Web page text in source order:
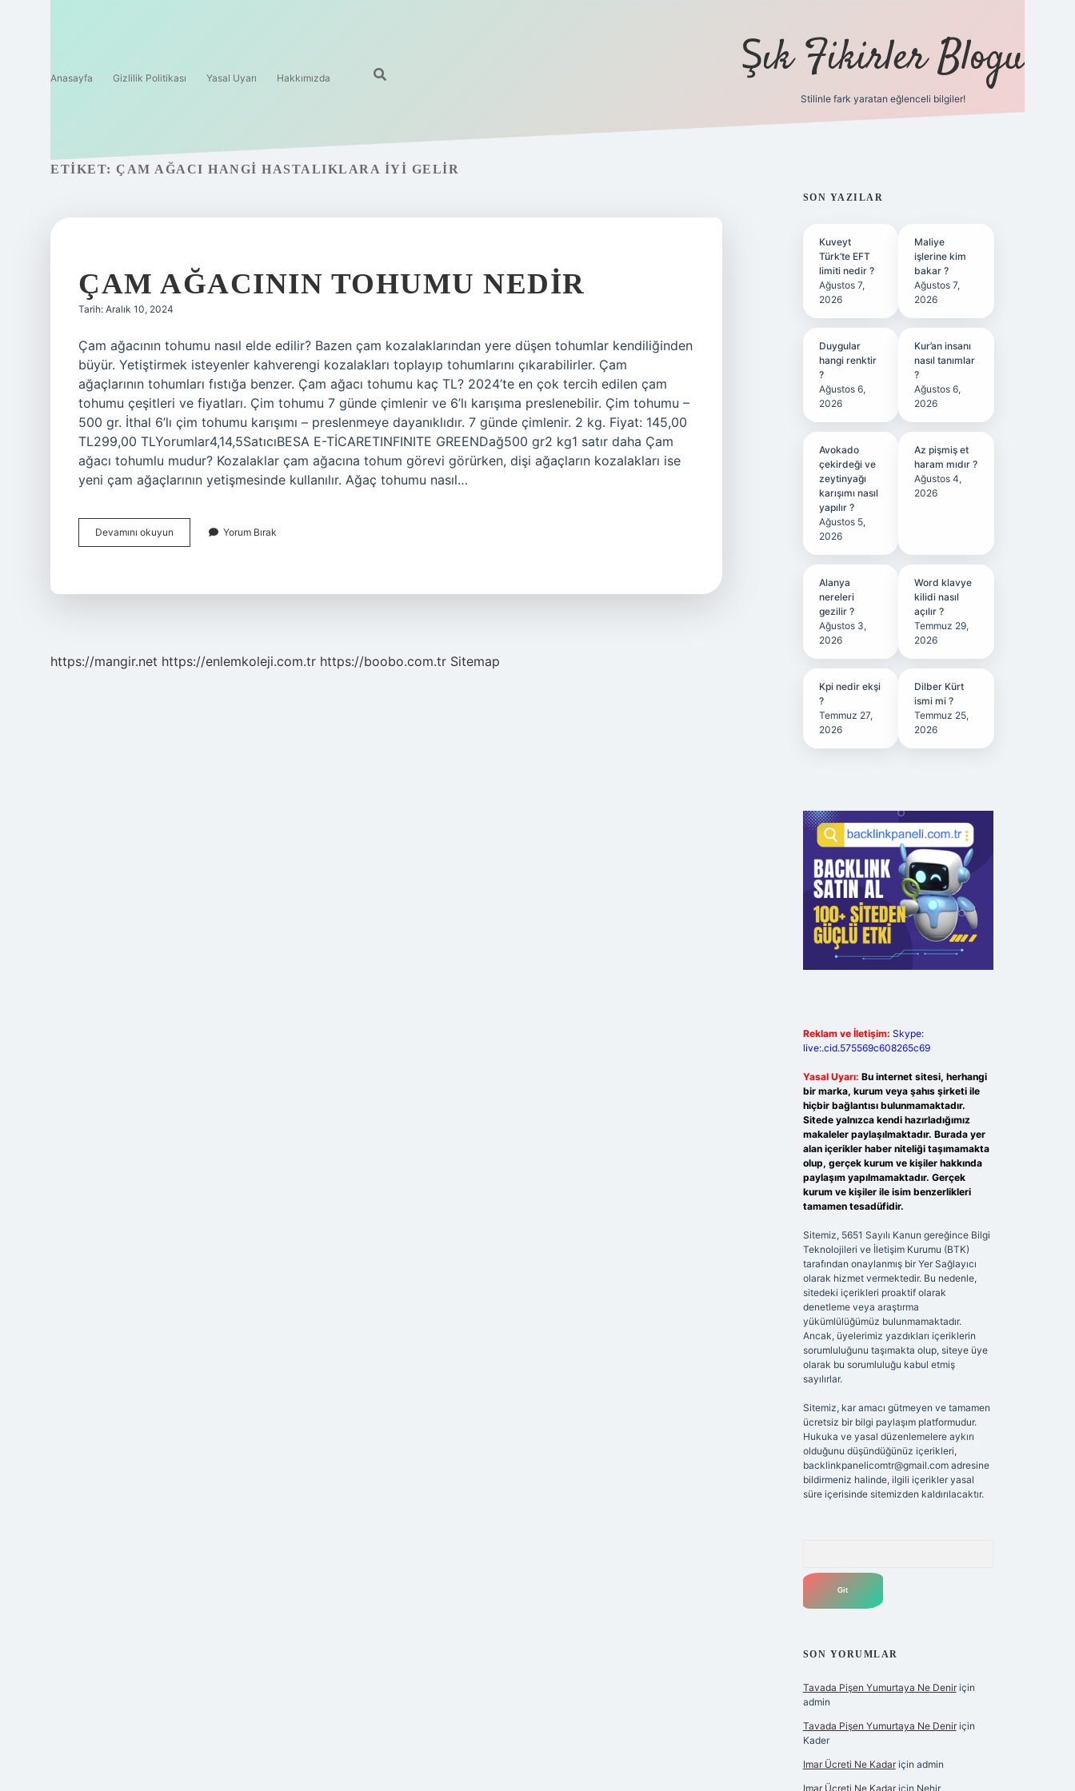
Anasayfa Gizlilik Politikası Yasal Uyarı Hakkımızda Şık Fikirler Blogu
Stilinle fark yaratan eğlenceli bilgiler!
ETIKET: ÇAM AĞACI HANGI HASTALIKLARA IYI GELIR
ÇAM AĞACININ TOHUMU NEDIR
Tarih: Aralık 10, 2024
Çam ağacının tohumu nasıl elde edilir? Bazen çam kozalaklarından yere düşen tohumlar kendiliğinden
büyür. Yetiştirmek isteyenler kahverengi kozalakları toplayıp tohumlarını çıkarabilirler. Çam
ağaçlarının tohumları fıstığa benzer. Çam ağacı tohumu kaç TL? 2024’te en çok tercih edilen çam
tohumu çeşitleri ve fiyatları. Çim tohumu 7 günde çimlenir ve 6’lı karışıma preslenebilir. Çim tohumu –
500 gr. İthal 6’lı çim tohumu karışımı – preslenmeye dayanıklıdır. 7 günde çimlenir. 2 kg. Fiyat: 145,00
TL299,00 TLYorumlar4,14,5SatıcıBESA E-TİCARETINFINITE GREENDağ500 gr2 kg1 satır daha Çam
ağacı tohumlu mudur? Kozalaklar çam ağacına tohum görevi görürken, dişi ağaçların kozalakları ise
yeni çam ağaçlarının yetişmesinde kullanılır. Ağaç tohumu nasıl…
Devamını okuyun
Ağacının
Yorum Bırak
https://mangir.net https://enlemkoleji.com.tr https://boobo.com.tr Sitemap
SIDEBAR
SON YAZILAR
Kuveyt
Türk’te EFT
limiti nedir ?
Ağustos 7,
2026
Maliye
işlerine kim
bakar ?
Ağustos 7,
2026
Duygular
hangi renktir
?
Ağustos 6,
2026
Kur’an insanı
nasıl tanımlar
?
Ağustos 6,
2026
Avokado
çekirdeği ve
zeytinyağı
karışımı nasıl
yapılır ?
Ağustos 5,
2026
Az pişmiş et
haram mıdır ?
Ağustos 4,
2026
Alanya
nereleri
gezilir ?
Ağustos 3,
2026
Word klavye
kilidi nasıl
açılır ?
Temmuz 29,
2026
Kpi nedir ekşi
?
Temmuz 27,
2026
Dilber Kürt
ismi mi ?
Temmuz 25,
2026
Reklam ve İletişim: Skype:
live:.cid.575569c608265c69
Yasal Uyarı: Bu internet sitesi, herhangi
bir marka, kurum veya şahıs şirketi ile
hiçbir bağlantısı bulunmamaktadır.
Sitede yalnızca kendi hazırladığımız
makaleler paylaşılmaktadır. Burada yer
alan içerikler haber niteliği taşımamakta
olup, gerçek kurum ve kişiler hakkında
paylaşım yapılmamaktadır. Gerçek
kurum ve kişiler ile isim benzerlikleri
tamamen tesadüfidir.
Sitemiz, 5651 Sayılı Kanun gereğince Bilgi
Teknolojileri ve İletişim Kurumu (BTK)
tarafından onaylanmış bir Yer Sağlayıcı
olarak hizmet vermektedir. Bu nedenle,
sitedeki içerikleri proaktif olarak
denetleme veya araştırma
yükümlülüğümüz bulunmamaktadır.
Ancak, üyelerimiz yazdıkları içeriklerin
sorumluluğunu taşımakta olup, siteye üye
olarak bu sorumluluğu kabul etmiş
sayılırlar.
Sitemiz, kar amacı gütmeyen ve tamamen
ücretsiz bir bilgi paylaşım platformudur.
Hukuka ve yasal düzenlemelere aykırı
olduğunu düşündüğünüz içerikleri,
backlinkpanelicomtr@gmail.comadresine
bildirmeniz halinde, ilgili içerikler yasal
süre içerisinde sitemizden kaldırılacaktır.
SON YORUMLAR
Tavada Pişen Yumurtaya Ne Deniriçin
admin
Tavada Pişen Yumurtaya Ne Deniriçin
Kader
Imar Ücreti Ne Kadariçin admin
Imar Ücreti Ne Kadariçin Nehir